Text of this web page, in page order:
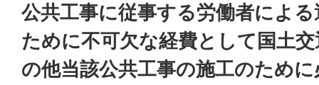
公共工事に従事する労働者によ
ために不可欠な経費として国土
の他当該公共工事の施工のため